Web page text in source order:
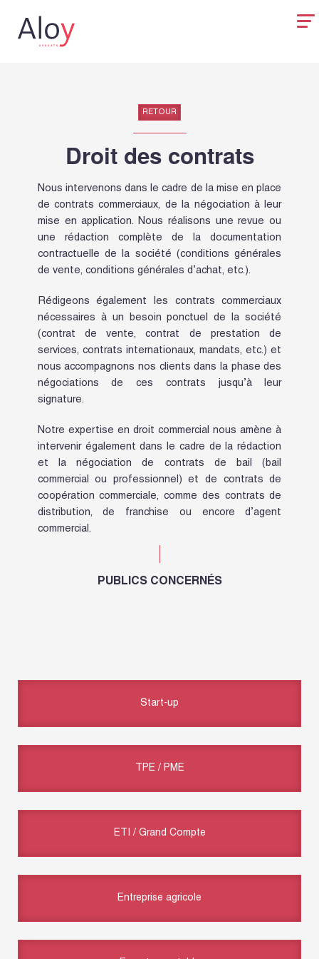
RETOUR
Droit des contrats
Nous intervenons dans le cadre de la mise en place
de contrats commerciaux, de la négociation à leur
mise en application. Nous réalisons une revue ou
une rédaction complète de la documentation
contractuelle de la société (conditions générales
de vente, conditions générales d’achat, etc.).
Rédigeons également les contrats commerciaux
nécessaires à un besoin ponctuel de la société
(contrat de vente, contrat de prestation de
services, contrats internationaux, mandats, etc.) et
nous accompagnons nos clients dans la phase des
négociations de ces contrats jusqu’à leur
signature.
Notre expertise en droit commercial nous amène à
intervenir également dans le cadre de la rédaction
et la négociation de contrats de bail (bail
commercial ou professionnel) et de contrats de
coopération commerciale, comme des contrats de
distribution, de franchise ou encore d’agent
commercial.
PUBLICS CONCERNÉS
Start-up
TPE / PME
ETI / Grand Compte
Entreprise agricole